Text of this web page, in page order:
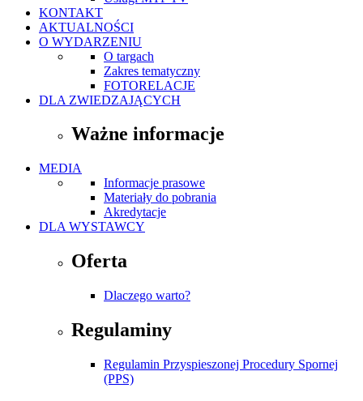
KONTAKT
AKTUALNOŚCI
O WYDARZENIU
O targach
Zakres tematyczny
FOTORELACJE
DLA ZWIEDZAJĄCYCH
Ważne informacje
MEDIA
Informacje prasowe
Materiały do pobrania
Akredytacje
DLA WYSTAWCY
Oferta
Dlaczego warto?
Regulaminy
Regulamin Przyspieszonej Procedury Spornej
(PPS)